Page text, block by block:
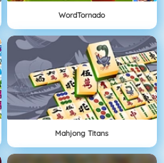
WordTornado
Mahjong Titans